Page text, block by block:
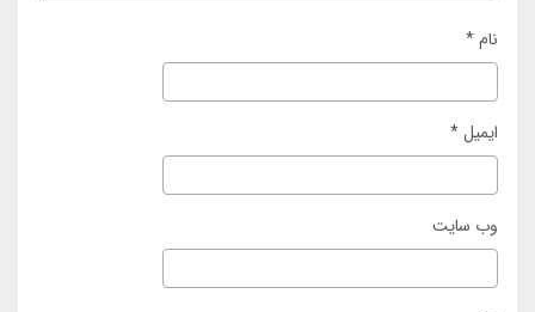
نام*
ایمیل*
وب‌ سایت